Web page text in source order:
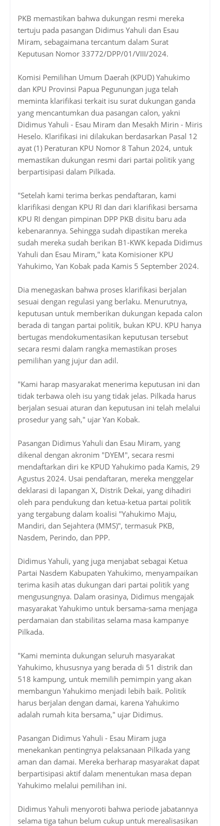
PKB memastikan bahwa dukungan resmi mereka
tertuju pada pasangan Didimus Yahuli dan Esau
Miram, sebagaimana tercantum dalam Surat
Keputusan Nomor 33772/DPP/01/VIII/2024.
Komisi Pemilihan Umum Daerah (KPUD) Yahukimo
dan KPU Provinsi Papua Pegunungan juga telah
meminta klarifikasi terkait isu surat dukungan ganda
yang mencantumkan dua pasangan calon, yakni
Didimus Yahuli - Esau Miram dan Mesakh Mirin - Miris
Heselo. Klarifikasi ini dilakukan berdasarkan Pasal 12
ayat (1) Peraturan KPU Nomor 8 Tahun 2024, untuk
memastikan dukungan resmi dari partai politik yang
berpartisipasi dalam Pilkada.
"Setelah kami terima berkas pendaftaran, kami
klarifikasi dengan KPU RI dan dari klarifikasi bersama
KPU RI dengan pimpinan DPP PKB disitu baru ada
kebenarannya. Sehingga sudah dipastikan mereka
sudah mereka sudah berikan B1-KWK kepada Didimus
Yahuli dan Esau Miram," kata Komisioner KPU
Yahukimo, Yan Kobak pada Kamis 5 September 2024.
Dia menegaskan bahwa proses klarifikasi berjalan
sesuai dengan regulasi yang berlaku. Menurutnya,
keputusan untuk memberikan dukungan kepada calon
berada di tangan partai politik, bukan KPU. KPU hanya
bertugas mendokumentasikan keputusan tersebut
secara resmi dalam rangka memastikan proses
pemilihan yang jujur dan adil.
"Kami harap masyarakat menerima keputusan ini dan
tidak terbawa oleh isu yang tidak jelas. Pilkada harus
berjalan sesuai aturan dan keputusan ini telah melalui
prosedur yang sah," ujar Yan Kobak.
Pasangan Didimus Yahuli dan Esau Miram, yang
dikenal dengan akronim "DYEM", secara resmi
mendaftarkan diri ke KPUD Yahukimo pada Kamis, 29
Agustus 2024. Usai pendaftaran, mereka menggelar
deklarasi di lapangan X, Distrik Dekai, yang dihadiri
oleh para pendukung dan ketua-ketua partai politik
yang tergabung dalam koalisi "Yahukimo Maju,
Mandiri, dan Sejahtera (MMS)", termasuk PKB,
Nasdem, Perindo, dan PPP.
Didimus Yahuli, yang juga menjabat sebagai Ketua
Partai Nasdem Kabupaten Yahukimo, menyampaikan
terima kasih atas dukungan dari partai politik yang
mengusungnya. Dalam orasinya, Didimus mengajak
masyarakat Yahukimo untuk bersama-sama menjaga
perdamaian dan stabilitas selama masa kampanye
Pilkada.
"Kami meminta dukungan seluruh masyarakat
Yahukimo, khususnya yang berada di 51 distrik dan
518 kampung, untuk memilih pemimpin yang akan
membangun Yahukimo menjadi lebih baik. Politik
harus berjalan dengan damai, karena Yahukimo
adalah rumah kita bersama," ujar Didimus.
Pasangan Didimus Yahuli - Esau Miram juga
menekankan pentingnya pelaksanaan Pilkada yang
aman dan damai. Mereka berharap masyarakat dapat
berpartisipasi aktif dalam menentukan masa depan
Yahukimo melalui pemilihan ini.
Didimus Yahuli menyoroti bahwa periode jabatannya
selama tiga tahun belum cukup untuk merealisasikan